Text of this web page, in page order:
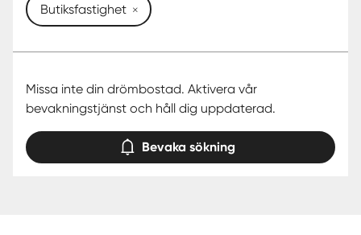
Butiksfastighet
Missa inte din drömbostad. Aktivera vår
bevakningstjänst och håll dig uppdaterad.
Bevaka sökning